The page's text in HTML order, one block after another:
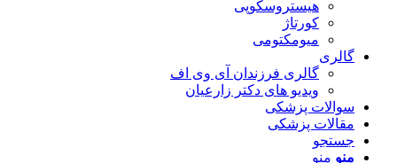
هیستروسکوپی
کورتاژ
میومکتومی
گالری
گالری فرزندان آی وی اف
ویدیو های دکتر زارعیان
سوالات پزشکی
مقالات پزشکی
جستجو
منو منو